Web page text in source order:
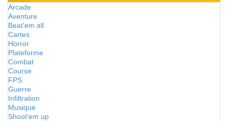
Arcade
Aventure
Beat'em all
Cartes
Horror
Plateforme
Combat
Course
FPS
Guerre
Infiltration
Musique
Shoot'em up